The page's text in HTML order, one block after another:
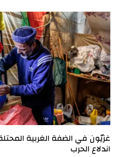
غزيّون في الضفة الغربية
اندلاع الحرب